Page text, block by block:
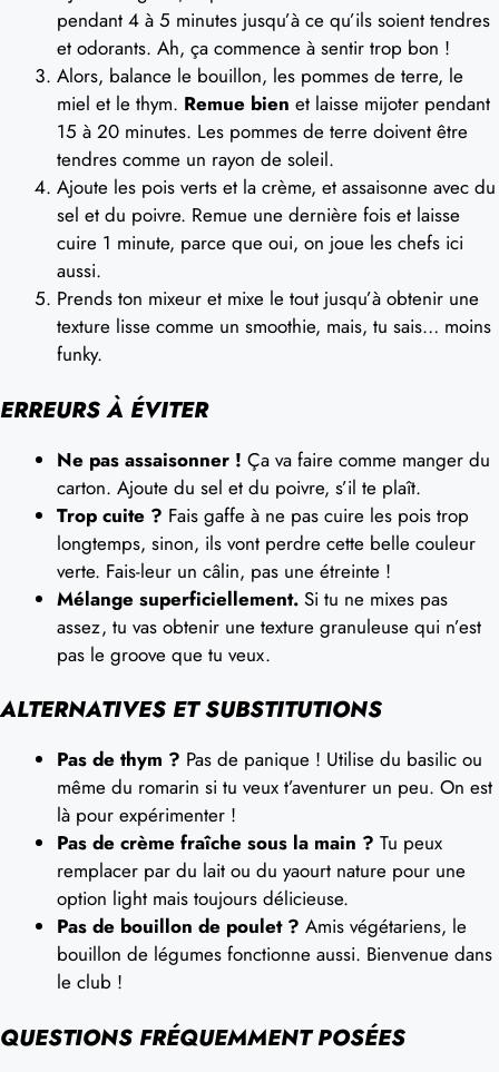
pendant 4 à 5 minutes jusqu’à ce qu’ils soient tendres
et odorants. Ah, ça commence à sentir trop bon !
Alors, balance le bouillon, les pommes de terre, le
miel et le thym. Remue bien et laisse mijoter pendant
15 à 20 minutes. Les pommes de terre doivent être
tendres comme un rayon de soleil.
Ajoute les pois verts et la crème, et assaisonne avec du
sel et du poivre. Remue une dernière fois et laisse
cuire 1 minute, parce que oui, on joue les chefs ici
aussi.
Prends ton mixeur et mixe le tout jusqu’à obtenir une
texture lisse comme un smoothie, mais, tu sais… moins
funky.
ERREURS À ÉVITER
Ne pas assaisonner ! Ça va faire comme manger du
carton. Ajoute du sel et du poivre, s’il te plaît.
Trop cuite ? Fais gaffe à ne pas cuire les pois trop
longtemps, sinon, ils vont perdre cette belle couleur
verte. Fais-leur un câlin, pas une étreinte !
Mélange superficiellement. Si tu ne mixes pas
assez, tu vas obtenir une texture granuleuse qui n’est
pas le groove que tu veux.
ALTERNATIVES ET SUBSTITUTIONS
Pas de thym ? Pas de panique ! Utilise du basilic ou
même du romarin si tu veux t’aventurer un peu. On est
là pour expérimenter !
Pas de crème fraîche sous la main ? Tu peux
remplacer par du lait ou du yaourt nature pour une
option light mais toujours délicieuse.
Pas de bouillon de poulet ? Amis végétariens, le
bouillon de légumes fonctionne aussi. Bienvenue dans
le club !
QUESTIONS FRÉQUEMMENT POSÉES